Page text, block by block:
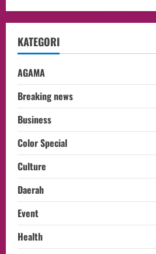
KATEGORI
AGAMA
Breaking news
Business
Color Special
Culture
Daerah
Event
Health